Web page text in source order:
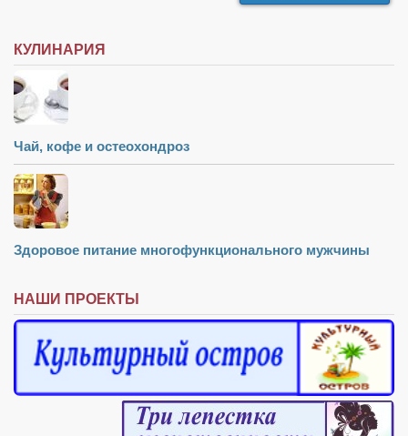
КУЛИНАРИЯ
Чай, кофе и остеохондроз
Здоровое питание многофункционального мужчины
НАШИ ПРОЕКТЫ